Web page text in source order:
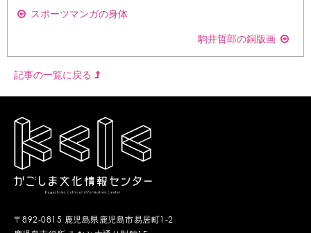
スポーツマンガの身体
駒井哲郎の銅版画
記事の一覧に戻る
〒892-0815 鹿児島県鹿児島市易居町1-2